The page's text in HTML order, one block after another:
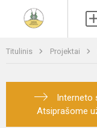
Titulinis Projektai
Interneto
Atsiprašome